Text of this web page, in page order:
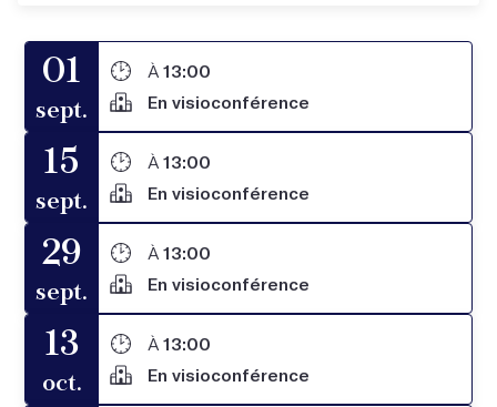
01
sept.
À 13:00
En visioconférence
15
sept.
À 13:00
En visioconférence
29
sept.
À 13:00
En visioconférence
13
oct.
À 13:00
En visioconférence